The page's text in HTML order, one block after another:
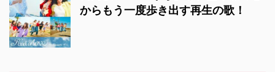
からもう一度歩き出す再生の歌！